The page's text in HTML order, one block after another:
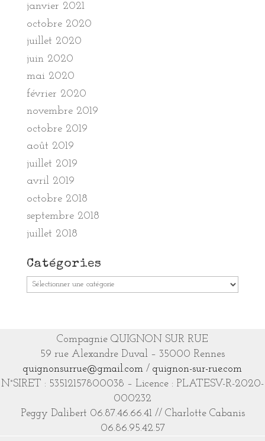
janvier 2021
octobre 2020
juillet 2020
juin 2020
mai 2020
février 2020
novembre 2019
octobre 2019
août 2019
juillet 2019
avril 2019
octobre 2018
septembre 2018
juillet 2018
Catégories
Catégories
Compagnie QUIGNON SUR RUE
59 rue Alexandre Duval – 35000 Rennes
quignonsurrue@gmail.com / quignon-sur-rue.com
N°SIRET : 53512157800038 – Licence : PLATESV-R-2020-
000232
Peggy Dalibert 06.87.46.66.41 // Charlotte Cabanis
06.86.95.42.57